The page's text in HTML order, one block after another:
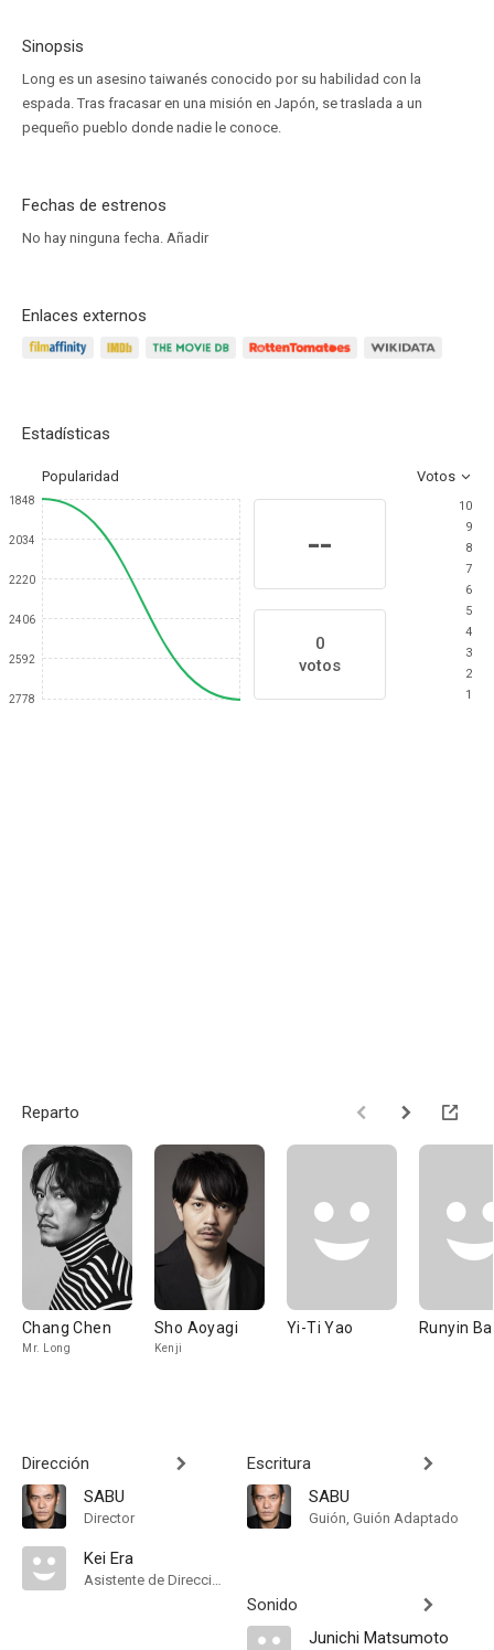
Sinopsis
Long es un asesino taiwanés conocido por su habilidad con la
espada. Tras fracasar en una misión en Japón, se traslada a un
pequeño pueblo donde nadie le conoce.
Fechas de estrenos
No hay ninguna fecha. Añadir
Enlaces externos
Estadísticas
Popularidad Votos
1848
2034
2220
2406
2592
2778
--
0
votos
10
9
8
7
6
5
4
3
2
1
Reparto
Chang Chen
Mr. Long
Sho Aoyagi
Kenji
Yi-Ti Yao Runyin
Dirección
SABU
Director
Kei Era
Asistente de Dirección
Escritura
SABU
Guión, Guión Adaptado
Sonido
Junichi Matsumoto